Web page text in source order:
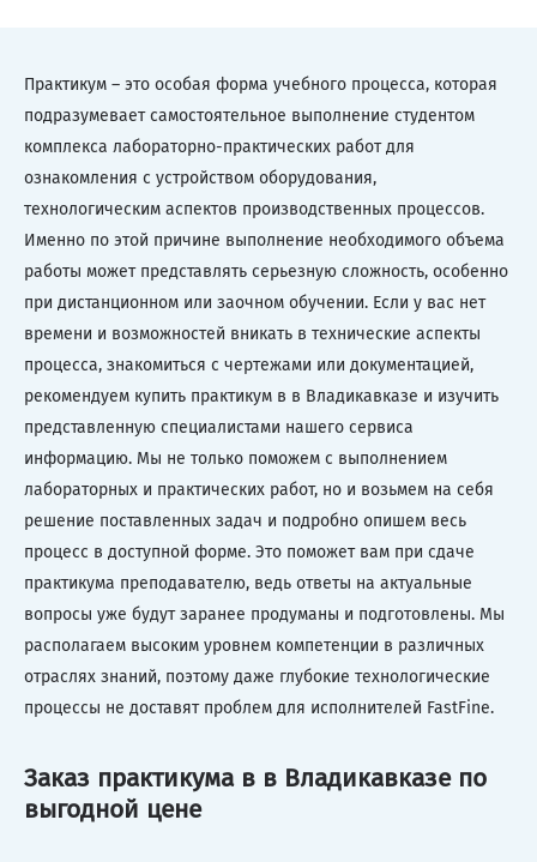
Практикум – это особая форма учебного процесса, которая
подразумевает самостоятельное выполнение студентом
комплекса лабораторно-практических работ для
ознакомления с устройством оборудования,
технологическим аспектов производственных процессов.
Именно по этой причине выполнение необходимого объема
работы может представлять серьезную сложность, особенно
при дистанционном или заочном обучении. Если у вас нет
времени и возможностей вникать в технические аспекты
процесса, знакомиться с чертежами или документацией,
рекомендуем купить практикум в в Владикавказе и изучить
представленную специалистами нашего сервиса
информацию. Мы не только поможем с выполнением
лабораторных и практических работ, но и возьмем на себя
решение поставленных задач и подробно опишем весь
процесс в доступной форме. Это поможет вам при сдаче
практикума преподавателю, ведь ответы на актуальные
вопросы уже будут заранее продуманы и подготовлены. Мы
располагаем высоким уровнем компетенции в различных
отраслях знаний, поэтому даже глубокие технологические
процессы не доставят проблем для исполнителей FastFine.
Заказ практикума в в Владикавказе по
выгодной цене